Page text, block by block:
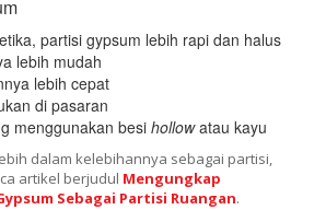
partisi gypsum lebih rapi dan halus
lebih mudah
lebih cepat
di pasaran
menggunakan besi hollowatau kayu
dalam kelebihannya sebagai partisi,
artikel berjudul Mengungkap
Sebagai Partisi Ruangan.